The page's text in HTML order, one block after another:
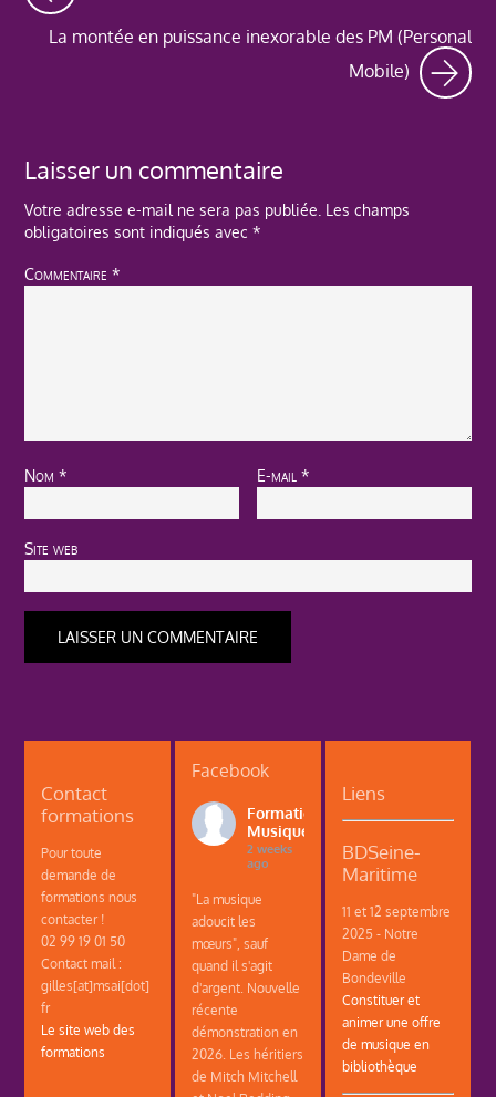
La montée en puissance inexorable des PM (Personal
Mobile)
Laisser un commentaire
Votre adresse e-mail ne sera pas publiée. Les champs
obligatoires sont indiqués avec*
Commentaire*
Nom* E-mail*
Site web
Contact
formations
Pour toute
demande de
formations nous
contacter !
02 99 19 01 50
Contact mail :
gilles[at]msai[dot]
fr
Le site web des
formations
Facebook
Formations
Musique
2 weeks
ago
"La musique
adoucit les
mœurs", sauf
quand il s'agit
d'argent. Nouvelle
récente
démonstration en
2026. Les héritiers
de Mitch Mitchell
Liens
BDSeine-
Maritime
11 et 12 septembre
2025 - Notre
Dame de
Bondeville
Constituer et
animer une offre
de musique en
bibliothèque